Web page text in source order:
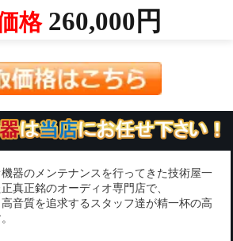
格260,000円
器のメンテナンスを行ってきた技術屋一
真正銘のオーディオ専門店で、
音質を追求するスタッフ達が精一杯の高